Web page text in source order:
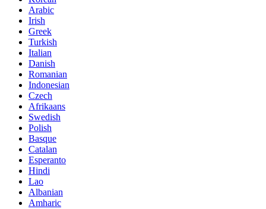
Arabic
Irish
Greek
Turkish
Italian
Danish
Romanian
Indonesian
Czech
Afrikaans
Swedish
Polish
Basque
Catalan
Esperanto
Hindi
Lao
Albanian
Amharic